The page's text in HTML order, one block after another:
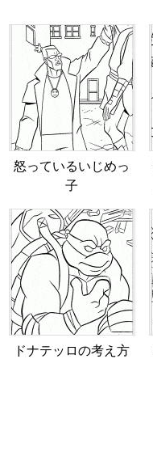
怒っているいじめっ
子
ドナテッロの考え方